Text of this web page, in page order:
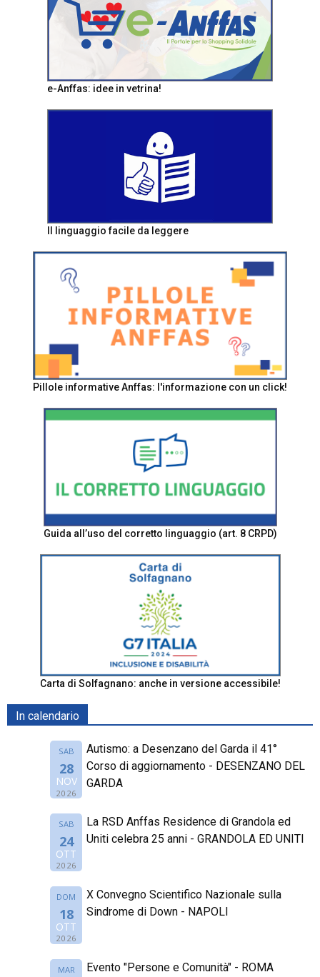
e-Anffas: idee in vetrina!
Il linguaggio facile da leggere
Pillole informative Anffas: l'informazione con un click!
Guida all’uso del corretto linguaggio (art. 8 CRPD)
Carta di Solfagnano: anche in versione accessibile!
In calendario
SAB
28
NOV
2026
Autismo: a Desenzano del Garda il 41°
Corso di aggiornamento - DESENZANO DEL
GARDA
SAB
24
OTT
2026
La RSD Anffas Residence di Grandola ed
Uniti celebra 25 anni - GRANDOLA ED UNITI
DOM
18
OTT
2026
X Convegno Scientifico Nazionale sulla
Sindrome di Down - NAPOLI
MAR Evento "Persone e Comunità" - ROMA